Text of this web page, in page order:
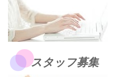
スタッフ募集